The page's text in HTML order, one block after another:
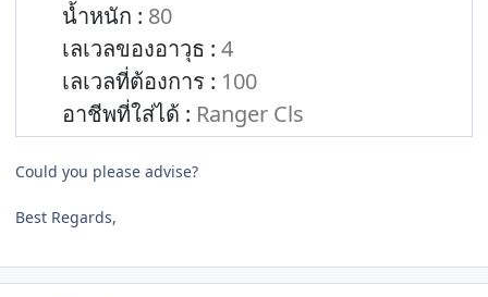
น้ำหนัก : 80
เลเวลของอาวุธ : 4
เลเวลที่ต้องการ : 100
อาชีพที่ใส่ได้ : Ranger Cls
Could you please advise?
Best Regards,